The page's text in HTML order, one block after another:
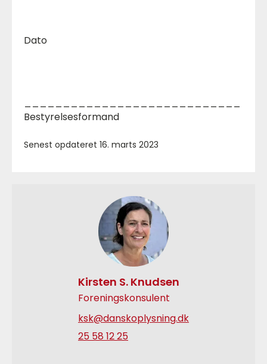
Dato
Bestyrelsesformand
Senest opdateret 16. marts 2023
Kirsten S. Knudsen
Foreningskonsulent
ksk@danskoplysning.dk
25 58 12 25